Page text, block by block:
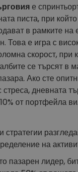
е
писта, при
в рамките
Това е игра с
скорост, при
се търсят в
Ако сте
стреса, дневната
от портфейла ви.
стратегии
на
пазарен лидер,